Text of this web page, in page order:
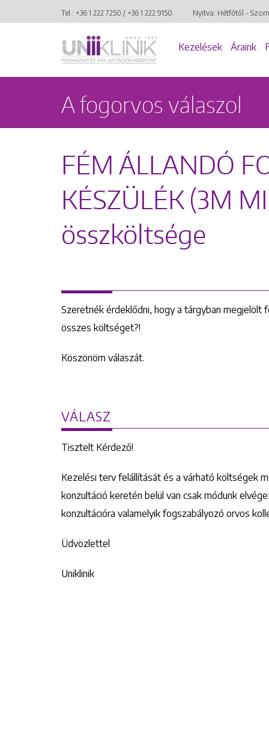
Tel.: +36 1 222 7250 / +36 1 222 9150 Nyitva: Hétfőtől -
Kezelések Áraink
A fogorvos válaszol
FÉM ÁLLANDÓ
KÉSZÜLÉK (3M
összköltsége
Szeretnék érdeklődni, hogy a tárgyban
összes költséget?!
Köszönöm válaszát.
VÁLASZ
Tisztelt Kérdező!
Kezelési terv felállítását és a várható költségek
konzultáció keretén belül van csak módunk
konzultációra valamelyik fogszabályozó orvos
Üdvözlettel
Uniklinik